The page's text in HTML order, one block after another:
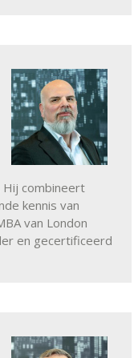
Hij combineert
kennis van
van London
en gecertificeerd